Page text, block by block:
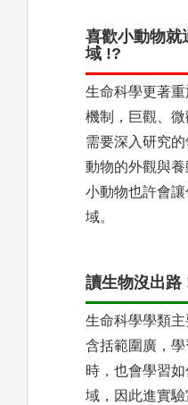
喜歡小動物就
域 !?
生命科學更著
機制，巨觀、
需要深入研究
動物的外觀與
小動物也許會
域。
讀生物沒出路
生命科學學類主
含括範圍廣，
時，也會學習
域，因此進實